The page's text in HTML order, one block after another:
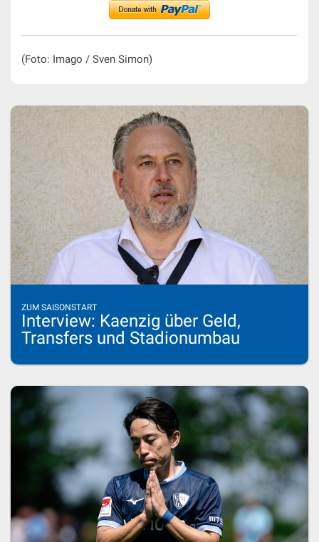
(Foto: Imago / Sven Simon)
ZUM SAISONSTART
Interview: Kaenzig über Geld,
Transfers und Stadionumbau